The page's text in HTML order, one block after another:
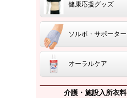
健康応援グッズ
ソルボ・サポーター
オーラルケア
介護・施設入所衣料